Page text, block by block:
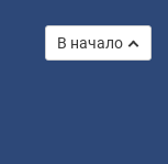
В начало